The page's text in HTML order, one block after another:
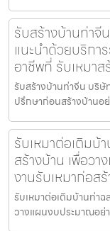
รับสร้างบ้านท่าจี
แนะนำด้วยบริก
อาชีพที่ รับเหมา
รับสร้างบ้านท่าจีน บริษั
ปรึกษาก่อนสร้างบ้านอ
รับเหมาต่อเติมบ้
สร้างบ้าน เพื่อว
งานรับเหมาก่อส
รับเหมาต่อเติมบ้านท่า
วางแผนงบประมาณอย่